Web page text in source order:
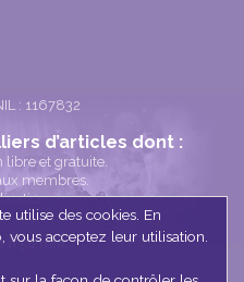
: 1167832
d’articles dont :
libre et gratuite.
membres.
h 56 min
utilise des cookies. En
vous acceptez leur utilisation.